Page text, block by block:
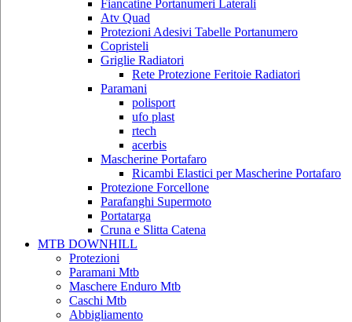
Fiancatine Portanumeri Laterali
Atv Quad
Protezioni Adesivi Tabelle Portanumero
Copristeli
Griglie Radiatori
Rete Protezione Feritoie Radiatori
Paramani
polisport
ufo plast
rtech
acerbis
Mascherine Portafaro
Ricambi Elastici per Mascherine Portafaro
Protezione Forcellone
Parafanghi Supermoto
Portatarga
Cruna e Slitta Catena
MTB DOWNHILL
Protezioni
Paramani Mtb
Maschere Enduro Mtb
Caschi Mtb
Abbigliamento